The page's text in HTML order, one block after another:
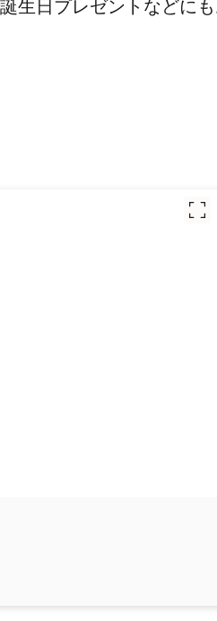
生日プレゼントなどにも